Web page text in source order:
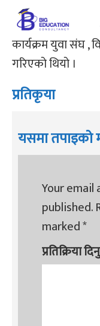
कार्यक्रम युवा संघ ,
गरिएको थियो ।
प्रतिकृया
यसमा तपाइको
Your email
published.
marked*
प्रतिक्रिया